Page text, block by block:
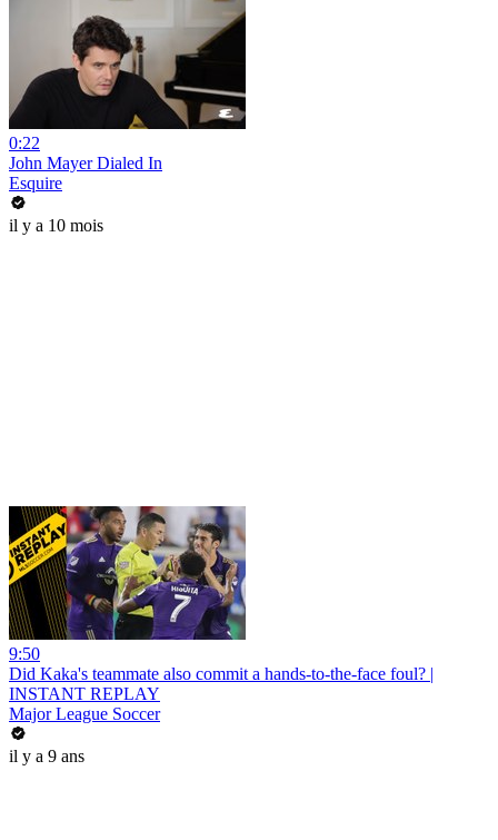
0:22
John Mayer Dialed In
Esquire
il y a 10 mois
9:50
Did Kaka's teammate also commit a hands-to-the-face foul? |
INSTANT REPLAY
Major League Soccer
il y a 9 ans